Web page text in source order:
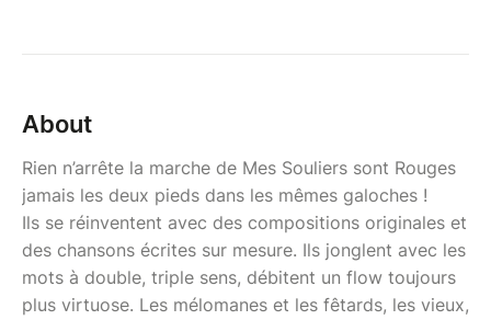
About
Rien n’arrête la marche de Mes Souliers sont Rouges
jamais les deux pieds dans les mêmes galoches !
Ils se réinventent avec des compositions originales et
des chansons écrites sur mesure. Ils jonglent avec les
mots à double, triple sens, débitent un flow toujours
plus virtuose. Les mélomanes et les fêtards, les vieux,